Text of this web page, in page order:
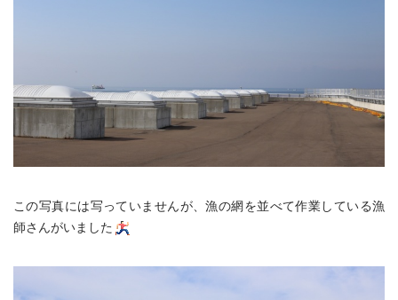
この写真には写っていませんが、漁の網を並べて作業している漁
師さんがいました